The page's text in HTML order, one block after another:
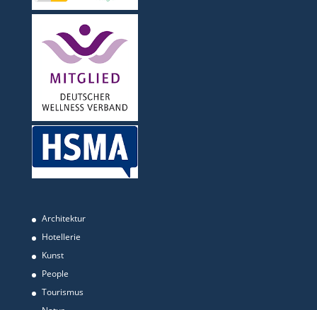
Architektur
Hotellerie
Kunst
People
Tourismus